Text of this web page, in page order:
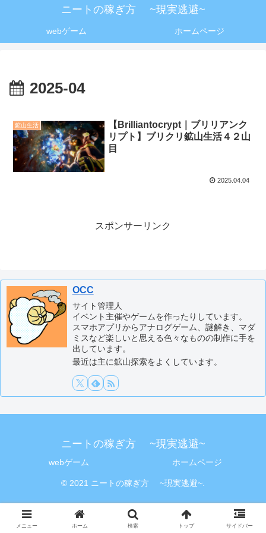
ニートの稼ぎ方 ~現実逃避~
webゲーム ホームページ
2025-04
鉱山生活
【Brilliantocrypt｜ブリリアンク
リプト】ブリクリ鉱山生活４２山
目
2025.04.04
スポンサーリンク
OCC
サイト管理人
イベント主催やゲームを作ったりしています。
スマホアプリからアナログゲーム、謎解き、マダ
ミスなど楽しいと思える色々なものの制作に手を
出しています。
最近は主に鉱山探索をよくしています。
ニートの稼ぎ方 ~現実逃避~
webゲーム ホームページ
© 2021 ニートの稼ぎ方 ~現実逃避~.
メニュー ホーム 検索 トップ サイドバー